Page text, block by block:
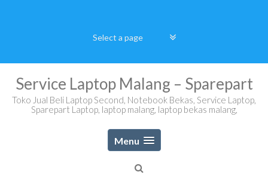
Service Laptop Malang – Sparepart
Toko Jual Beli Laptop Second, Notebook Bekas, Service Laptop,
Sparepart Laptop, laptop malang, laptop bekas malang,
Menu